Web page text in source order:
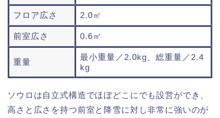
フロア広さ 2.0㎡
前室広さ 0.6㎡
重量
最小重量／2.0kg、総重量／2.4
kg
ソウロは自立式構造でほぼどこにでも設営ができ、
高さと広さを持つ前室と降雪に対し非常に強いのが